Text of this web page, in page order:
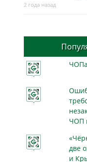
2 года назад
ЧОП
две
и